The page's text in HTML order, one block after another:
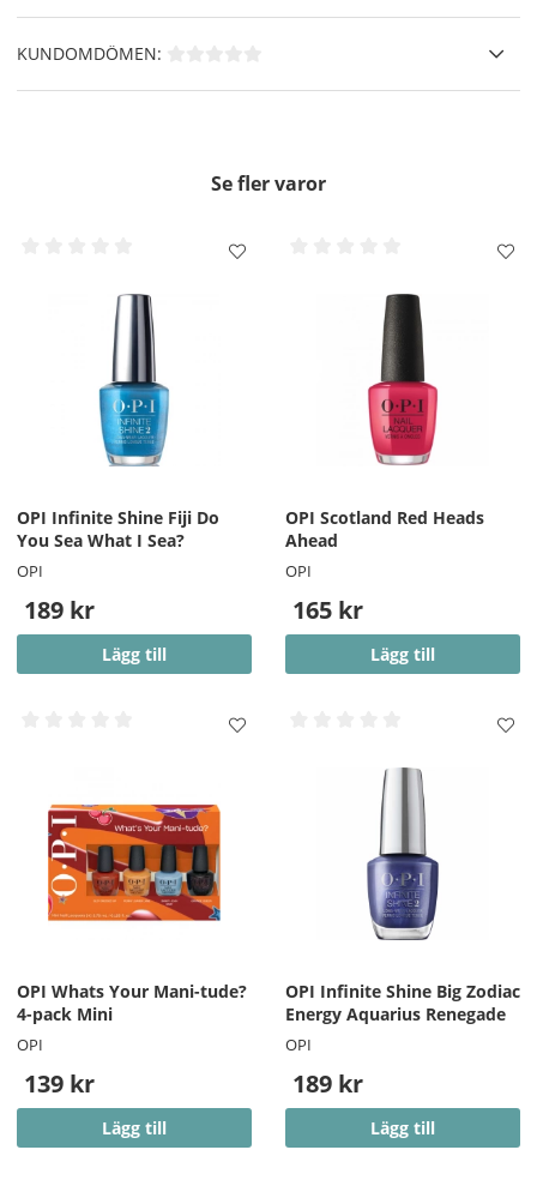
KUNDOMDÖMEN:
Se fler varor
OPI Infinite Shine Fiji Do
You Sea What I Sea?
OPI
189 kr
Lägg till
OPI Scotland Red Heads
Ahead
OPI
165 kr
Lägg till
OPI Whats Your Mani-tude?
4-pack Mini
OPI
139 kr
Lägg till
OPI Infinite Shine Big Zodiac
Energy Aquarius Renegade
OPI
189 kr
Lägg till